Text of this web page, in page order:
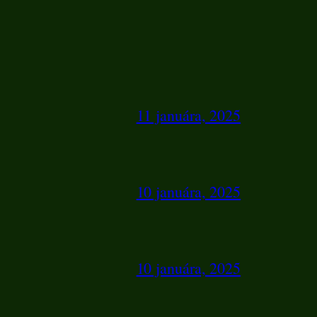
11 januára, 2025
10 januára, 2025
10 januára, 2025